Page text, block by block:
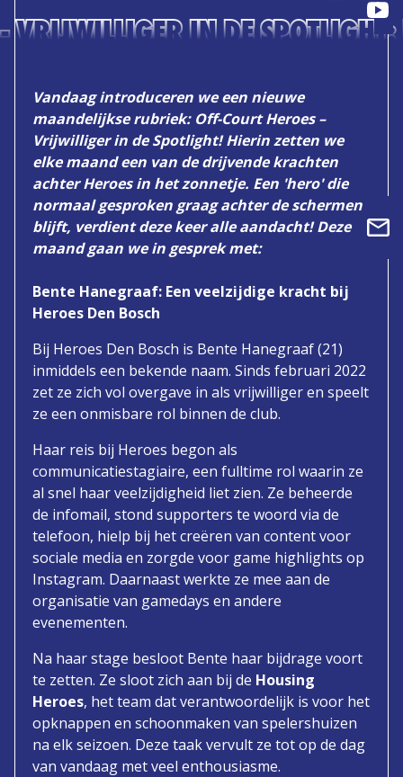
VRIJWILLIGER IN DE
Vandaag introduceren we een nieuwe
maandelijkse rubriek: Off-Court Heroes –
Vrijwilliger in de Spotlight!Hierin zetten we
elke maand een van de drijvende krachten
achter Heroes in het zonnetje. Een 'hero' die
normaal gesproken graag achter de schermen
blijft, verdient deze keer alle aandacht! Deze
maand gaan we in gesprek met:
Bente Hanegraaf: Een veelzijdige kracht bij
Heroes Den Bosch
Bij Heroes Den Bosch is Bente Hanegraaf (21)
inmiddels een bekende naam. Sinds februari 2022
zet ze zich vol overgave in als vrijwilliger en speelt
ze een onmisbare rol binnen de club.
Haar reis bij Heroes begon als
communicatiestagiaire, een fulltime rol waarin ze
al snel haar veelzijdigheid liet zien. Ze beheerde
de infomail, stond supporters te woord via de
telefoon, hielp bij het creëren van content voor
sociale media en zorgde voor game highlights op
Instagram. Daarnaast werkte ze mee aan de
organisatie van gamedays en andere
evenementen.
Na haar stage besloot Bente haar bijdrage voort
te zetten. Ze sloot zich aan bij de Housing
Heroes, het team dat verantwoordelijk is voor het
opknappen en schoonmaken van spelershuizen
na elk seizoen. Deze taak vervult ze tot op de dag
van vandaag met veel enthousiasme.